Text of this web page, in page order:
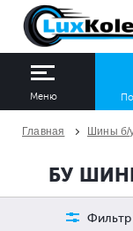
Меню
Главная Шины б/
БУ
Фильтр